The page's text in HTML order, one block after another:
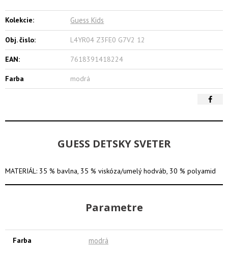
Kolekcie: Guess Kids
Obj. čislo: L4YR04 Z3FE0 G7V2 12
EAN: 7618391418224
Farba modrá
GUESS DETSKY SVETER
MATERIÁL: 35 % bavlna, 35 % viskóza/umelý hodváb, 30 % polyamid
Parametre
Farba modrá